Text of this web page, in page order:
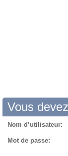
Vous
Nom d’utilisateur:
Mot de passe: